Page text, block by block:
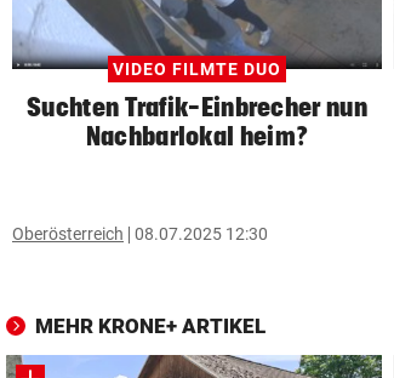
VIDEO FILMTE DUO
Suchten Trafik-Einbrecher nun
Nachbarlokal heim?
Oberösterreich 08.07.2025 12:30
MEHR KRONE+ ARTIKEL